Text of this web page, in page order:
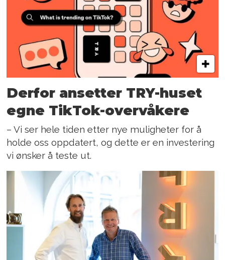
Derfor ansetter TRY-huset
egne TikTok-overvåkere
– Vi ser hele tiden etter nye muligheter for å
holde oss oppdatert, og dette er en investering
vi ønsker å teste ut.